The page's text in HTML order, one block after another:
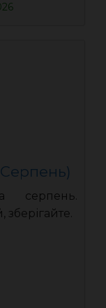
серпень.